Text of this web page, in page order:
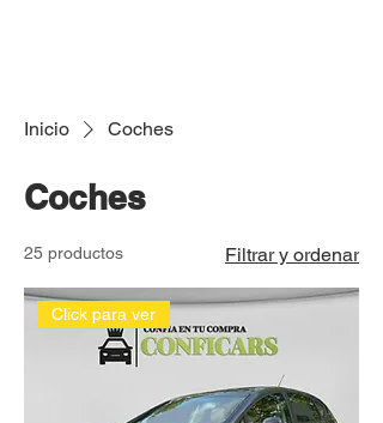
Inicio Coches
Coches
25 productos Filtrar y ordenar
Click para ver